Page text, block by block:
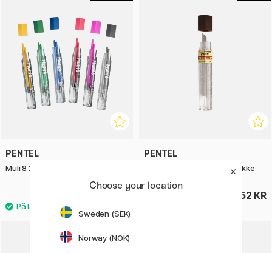
PENTEL
Muli 8 2mm-stift 2-pakke
36 KR
PENTEL
Hi-Polymer Stift 0,3 12-pakke
52 KR
Choose your location
Sweden (SEK)
Norway (NOK)